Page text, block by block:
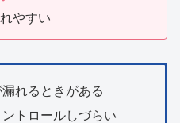
やすい
れるときがある
トロールしづらい